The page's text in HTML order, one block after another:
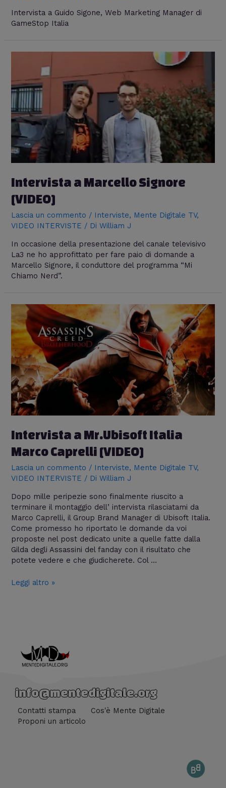
Intervista a Guido Sigone, Web Marketing Manager di
GameStop Italia
Intervista a Marcello Signore
[VIDEO]
Lascia un commento / Interviste, Mente Digitale TV,
VIDEO INTERVISTE / DiWilliam J
In occasione della presentazione del canale televisivo
La3 ne ho approfittato per fare paio di domande a
Marcello Signore, il conduttore del programma “Mi
Chiamo Nerd”.
Intervista a Mr.Ubisoft Italia
Marco Caprelli [VIDEO]
Lascia un commento / Interviste, Mente Digitale TV,
VIDEO INTERVISTE / DiWilliam J
Dopo mille peripezie sono finalmente riuscito a
terminare il montaggio dell’ intervista rilasciatami da
Marco Caprelli, il Group Brand Manager di Ubisoft Italia.
Come promesso ho riportato le domande da voi
proposte nel post dedicato unite a quelle fatte dalla
Gilda degli Assassini del fanday con il risultato che
potete vedere e che giudicherete. Col …
Intervista
Mr.Ubisoft
Italia
Marco
Caprelli
[VIDEO]
Leggi altro »
info@mentedigitale.org
Contatti stampa
Cos'è Mente Digitale
Proponi un articolo